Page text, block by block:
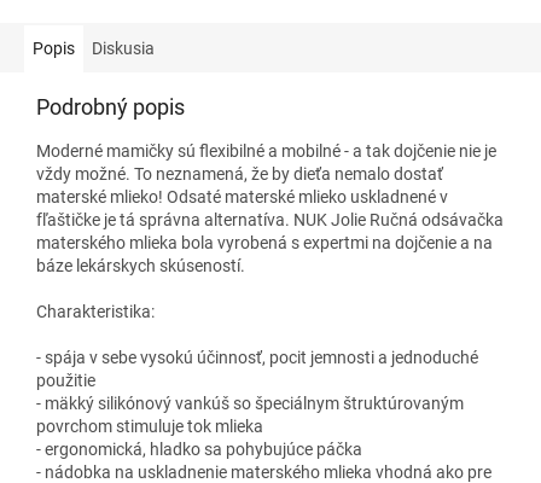
Popis Diskusia
Podrobný popis
Moderné mamičky sú flexibilné a mobilné - a tak dojčenie nie je
vždy možné. To neznamená, že by dieťa nemalo dostať
materské mlieko! Odsaté materské mlieko uskladnené v
fľaštičke je tá správna alternatíva. NUK Jolie Ručná odsávačka
materského mlieka bola vyrobená s expertmi na dojčenie a na
báze lekárskych skúseností.
Charakteristika:
- spája v sebe vysokú účinnosť, pocit jemnosti a jednoduché
použitie
- mäkký silikónový vankúš so špeciálnym štruktúrovaným
povrchom stimuluje tok mlieka
- ergonomická, hladko sa pohybujúce páčka
- nádobka na uskladnenie materského mlieka vhodná ako pre